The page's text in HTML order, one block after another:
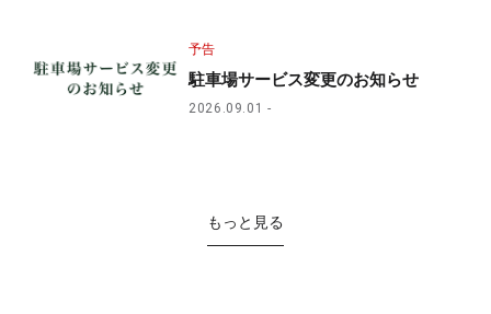
予告
駐車場サービス変更のお知らせ
2026.09.01
もっと見る